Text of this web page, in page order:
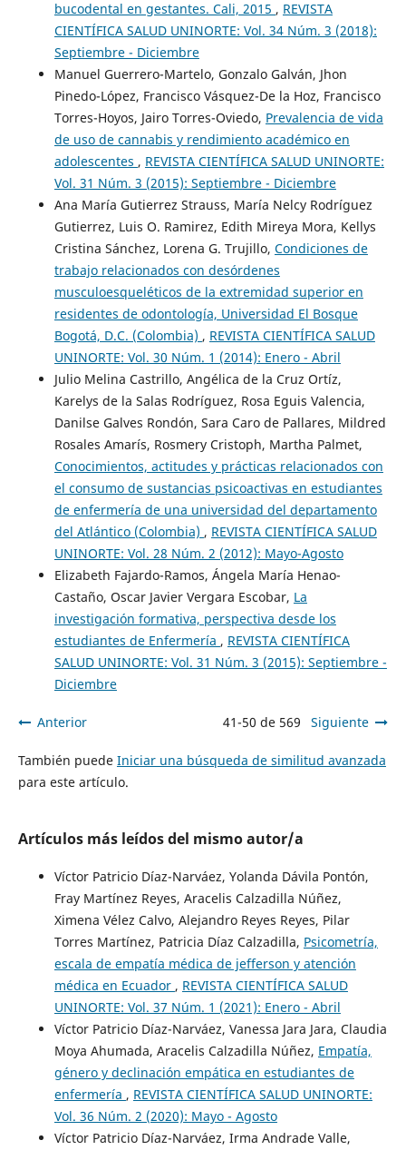
bucodental en gestantes. Cali, 2015 , REVISTA
CIENTÍFICA SALUD UNINORTE: Vol. 34 Núm. 3 (2018):
Septiembre - Diciembre
Manuel Guerrero-Martelo, Gonzalo Galván, Jhon
Pinedo-López, Francisco Vásquez-De la Hoz, Francisco
Torres-Hoyos, Jairo Torres-Oviedo, Prevalencia de vida
de uso de cannabis y rendimiento académico en
adolescentes , REVISTA CIENTÍFICA SALUD UNINORTE:
Vol. 31 Núm. 3 (2015): Septiembre - Diciembre
Ana María Gutierrez Strauss, María Nelcy Rodríguez
Gutierrez, Luis O. Ramirez, Edith Mireya Mora, Kellys
Cristina Sánchez, Lorena G. Trujillo, Condiciones de
trabajo relacionados con desórdenes
musculoesqueléticos de la extremidad superior en
residentes de odontología, Universidad El Bosque
Bogotá, D.C. (Colombia) , REVISTA CIENTÍFICA SALUD
UNINORTE: Vol. 30 Núm. 1 (2014): Enero - Abril
Julio Melina Castrillo, Angélica de la Cruz Ortíz,
Karelys de la Salas Rodríguez, Rosa Eguis Valencia,
Danilse Galves Rondón, Sara Caro de Pallares, Mildred
Rosales Amarís, Rosmery Cristoph, Martha Palmet,
Conocimientos, actitudes y prácticas relacionados con
el consumo de sustancias psicoactivas en estudiantes
de enfermería de una universidad del departamento
del Atlántico (Colombia) , REVISTA CIENTÍFICA SALUD
UNINORTE: Vol. 28 Núm. 2 (2012): Mayo-Agosto
Elizabeth Fajardo-Ramos, Ángela María Henao-
Castaño, Oscar Javier Vergara Escobar, La
investigación formativa, perspectiva desde los
estudiantes de Enfermería , REVISTA CIENTÍFICA
SALUD UNINORTE: Vol. 31 Núm. 3 (2015): Septiembre -
Diciembre
Anterior 41-50 de 569 Siguiente
También puede Iniciar una búsqueda de similitud avanzada
para este artículo.
Artículos más leídos del mismo autor/a
Víctor Patricio Díaz-Narváez, Yolanda Dávila Pontón,
Fray Martínez Reyes, Aracelis Calzadilla Núñez,
Ximena Vélez Calvo, Alejandro Reyes Reyes, Pilar
Torres Martínez, Patricia Díaz Calzadilla, Psicometría,
escala de empatía médica de jefferson y atención
médica en Ecuador , REVISTA CIENTÍFICA SALUD
UNINORTE: Vol. 37 Núm. 1 (2021): Enero - Abril
Víctor Patricio Díaz-Narváez, Vanessa Jara Jara, Claudia
Moya Ahumada, Aracelis Calzadilla Núñez, Empatía,
género y declinación empática en estudiantes de
enfermería , REVISTA CIENTÍFICA SALUD UNINORTE:
Vol. 36 Núm. 2 (2020): Mayo - Agosto
Víctor Patricio Díaz-Narváez, Irma Andrade Valle,